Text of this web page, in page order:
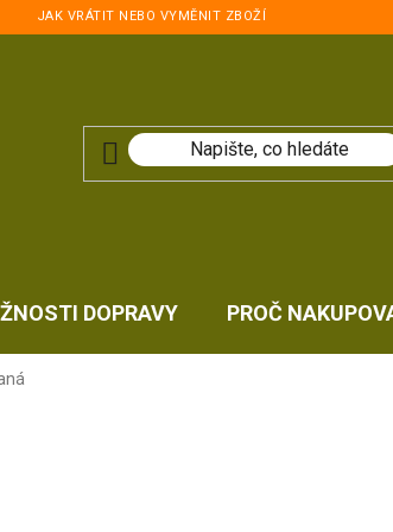
JAK VRÁTIT NEBO VYMĚNIT ZBOŽÍ
DOPRAVY PROČ